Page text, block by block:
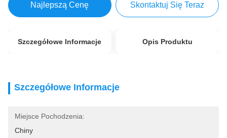
Najlepszą Cenę Skontaktuj Się Teraz
Szczegółowe Informacje Opis Produktu
Szczegółowe Informacje
Miejsce Pochodzenia:
Chiny